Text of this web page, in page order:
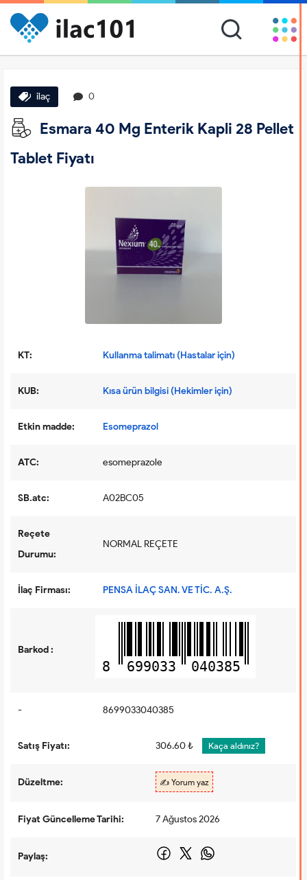
ilaç 0
Esmara 40 Mg Enterik Kapli 28 Pellet
Tablet Fiyatı
KT: Kullanma talimatı (Hastalar için)
KUB: Kısa ürün bilgisi (Hekimler için)
Etkin madde: Esomeprazol
ATC: esomeprazole
SB.atc: A02BC05
Reçete
Durumu:
NORMAL REÇETE
İlaç Firması: PENSA İLAÇ SAN. VE TİC. A.Ş.
Barkod :
8 699033 040385
- 8699033040385
Satış Fiyatı: 306.60 ₺ Kaça aldınız?
Düzeltme: ✍️ Yorum yaz
Fiyat Güncelleme Tarihi: 7 Ağustos 2026
Paylaş: